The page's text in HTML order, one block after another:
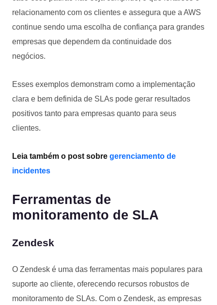
relacionamento com os clientes e assegura que a AWS
continue sendo uma escolha de confiança para grandes
empresas que dependem da continuidade dos
negócios.
Esses exemplos demonstram como a implementação
clara e bem definida de SLAs pode gerar resultados
positivos tanto para empresas quanto para seus
clientes.
Leia também o post sobre gerenciamento de
incidentes
Ferramentas de
monitoramento de SLA
Zendesk
O Zendesk é uma das ferramentas mais populares para
suporte ao cliente, oferecendo recursos robustos de
monitoramento de SLAs. Com o Zendesk, as empresas